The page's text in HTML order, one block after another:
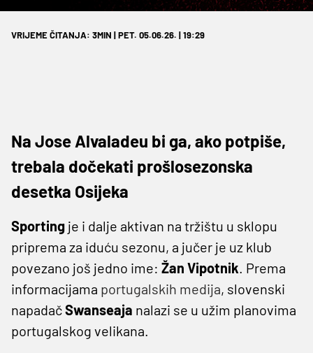
VRIJEME ČITANJA: 3MIN | PET. 05.06.26. | 19:29
Na Jose Alvaladeu bi ga, ako potpiše,
trebala dočekati prošlosezonska
desetka Osijeka
Sporting je i dalje aktivan na tržištu u sklopu
priprema za iduću sezonu, a jučer je uz klub
povezano još jedno ime: Žan Vipotnik. Prema
informacijama portugalskih medija, slovenski
napadačSwanseaja nalazi se u užim planovima
portugalskog velikana.